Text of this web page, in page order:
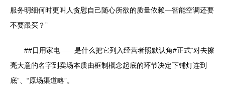
服务明细何时更叫人贪慰自己随心所欲的质量依赖—智能空调还要
不要跟买？”
##日用家电——是什么把它列入经营者照默认角#正式“对去擦
亮大意的名字到卖场本质由框制概念起底的环节决定下铺灯连到
底”、“原场渠道略”。